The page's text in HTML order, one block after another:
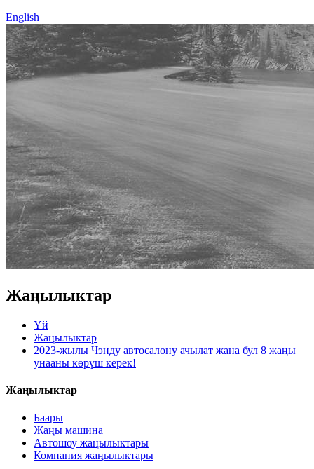
English
Жаңылыктар
Үй
Жаңылыктар
2023-жылы Чэнду автосалону ачылат жана бул 8 жаңы
унааны көрүш керек!
Жаңылыктар
Баары
Жаңы машина
Автошоу жаңылыктары
Компания жаңылыктары